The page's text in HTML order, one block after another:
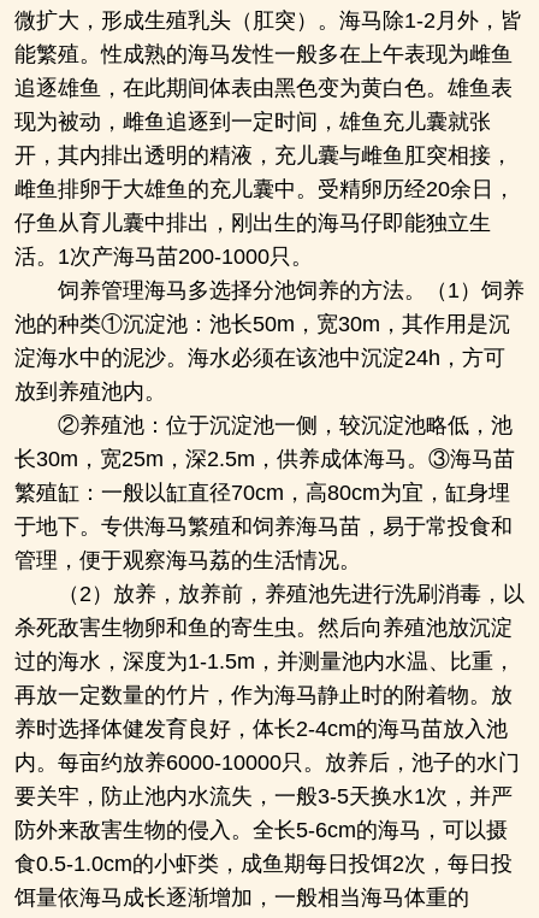
微扩大，形成生殖乳头（肛突）。海马除1-2月外，皆
能繁殖。性成熟的海马发性一般多在上午表现为雌鱼
追逐雄鱼，在此期间体表由黑色变为黄白色。雄鱼表
现为被动，雌鱼追逐到一定时间，雄鱼充儿囊就张
开，其内排出透明的精液，充儿囊与雌鱼肛突相接，
雌鱼排卵于大雄鱼的充儿囊中。受精卵历经20余日，
仔鱼从育儿囊中排出，刚出生的海马仔即能独立生
活。1次产海马苗200-1000只。
饲养管理海马多选择分池饲养的方法。（1）饲养
池的种类①沉淀池：池长50m，宽30m，其作用是沉
淀海水中的泥沙。海水必须在该池中沉淀24h，方可
放到养殖池内。
②养殖池：位于沉淀池一侧，较沉淀池略低，池
长30m，宽25m，深2.5m，供养成体海马。③海马苗
繁殖缸：一般以缸直径70cm，高80cm为宜，缸身埋
于地下。专供海马繁殖和饲养海马苗，易于常投食和
管理，便于观察海马荔的生活情况。
（2）放养，放养前，养殖池先进行洗刷消毒，以
杀死敌害生物卵和鱼的寄生虫。然后向养殖池放沉淀
过的海水，深度为1-1.5m，并测量池内水温、比重，
再放一定数量的竹片，作为海马静止时的附着物。放
养时选择体健发育良好，体长2-4cm的海马苗放入池
内。每亩约放养6000-10000只。放养后，池子的水门
要关牢，防止池内水流失，一般3-5天换水1次，并严
防外来敌害生物的侵入。全长5-6cm的海马，可以摄
食0.5-1.0cm的小虾类，成鱼期每日投饵2次，每日投
饵量依海马成长逐渐增加，一般相当海马体重的